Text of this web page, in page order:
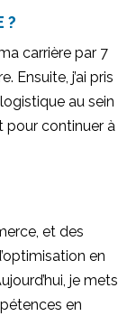
?
carrière par 7
Ensuite, j’ai pris
au sein
pour continuer à
et des
en
je mets
en